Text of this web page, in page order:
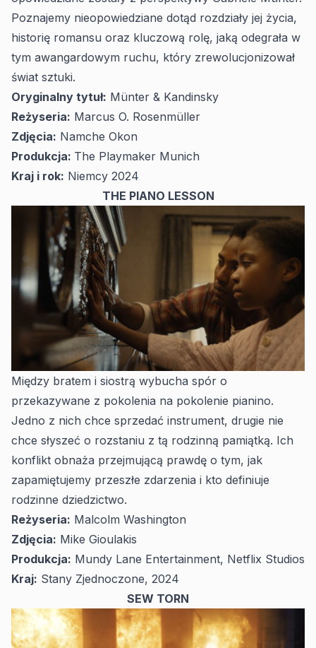
Poznajemy nieopowiedziane dotąd rozdziały jej życia,
historię romansu oraz kluczową rolę, jaką odegrała w
tym awangardowym ruchu, który zrewolucjonizował
świat sztuki.
Oryginalny tytuł: Münter & Kandinsky
Reżyseria: Marcus O. Rosenmüller
Zdjęcia: Namche Okon
Produkcja: The Playmaker Munich
Kraj i rok: Niemcy 2024
THE PIANO LESSON
Między bratem i siostrą wybucha spór o
przekazywane z pokolenia na pokolenie pianino.
Jedno z nich chce sprzedać instrument, drugie nie
chce słyszeć o rozstaniu z tą rodzinną pamiątką. Ich
konflikt obnaża przejmującą prawdę o tym, jak
zapamiętujemy przeszłe zdarzenia i kto definiuje
rodzinne dziedzictwo.
Reżyseria: Malcolm Washington
Zdjęcia: Mike Gioulakis
Produkcja: Mundy Lane Entertainment, Netflix Studios
Kraj: Stany Zjednoczone, 2024
SEW TORN